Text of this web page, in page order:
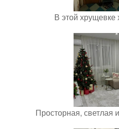
В этой хрущевке
Просторная, светлая